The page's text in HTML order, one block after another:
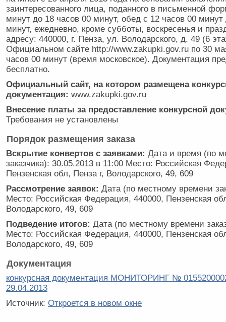
заинтересованного лица, поданного в письменной
минут до 18 часов 00 минут, обед с 12 часов 00 минут
минут, ежедневно, кроме субботы, воскресенья и
адресу: 440000, г. Пенза, ул. Володарского, д. 49 (6
Официальном сайте http://www.zakupki.gov.ru по 30
часов 00 минут (время московское). Документация
бесплатно.
Официальный сайт, на котором размещена
документация: www.zakupki.gov.ru
Внесение платы за предоставление конкурсной
Требования не установлены
Порядок размещения заказа
Вскрытие конвертов с заявками: Дата и время (по
заказчика): 30.05.2013 в 11:00 Место: Российская
Пензенская обл, Пенза г, Володарского, 49, 609
Рассмотрение заявок: Дата (по местному времени
Место: Российская Федерация, 440000, Пензенская
Володарского, 49, 609
Подведение итогов: Дата (по местному времени
Место: Российская Федерация, 440000, Пензенская
Володарского, 49, 609
Документация
конкурсная документация МОНИТОРИНГ №
29.04.2013
Источник: Откроется в новом окне